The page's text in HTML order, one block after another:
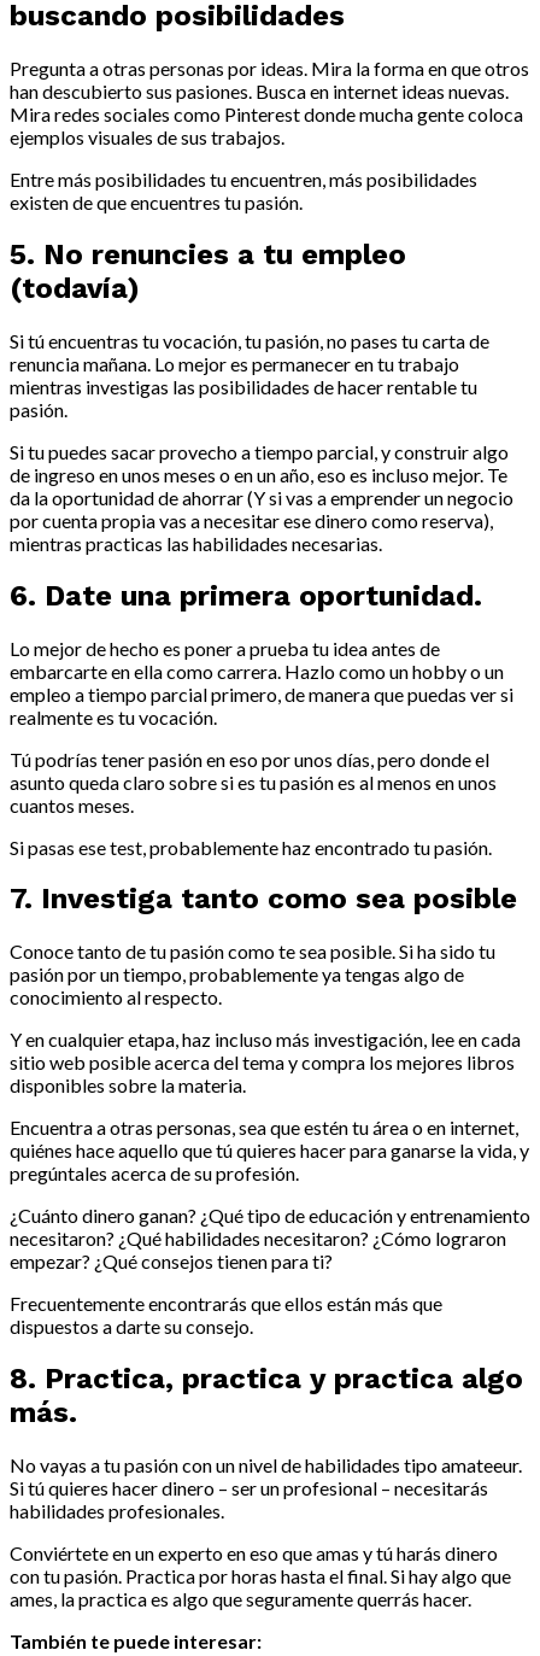
buscando posibilidades
Pregunta a otras personas por ideas. Mira la forma en que otros
han descubierto sus pasiones. Busca en internet ideas nuevas.
Mira redes sociales como Pinterest donde mucha gente coloca
ejemplos visuales de sus trabajos.
Entre más posibilidades tu encuentren, más posibilidades
existen de que encuentres tu pasión.
5. No renuncies a tu empleo
(todavía)
Si tú encuentras tu vocación, tu pasión, no pases tu carta de
renuncia mañana. Lo mejor es permanecer en tu trabajo
mientras investigas las posibilidades de hacer rentable tu
pasión.
Si tu puedes sacar provecho a tiempo parcial, y construir algo
de ingreso en unos meses o en un año, eso es incluso mejor. Te
da la oportunidad de ahorrar (Y si vas a emprender un negocio
por cuenta propia vas a necesitar ese dinero como reserva),
mientras practicas las habilidades necesarias.
6. Date una primera oportunidad.
Lo mejor de hecho es poner a prueba tu idea antes de
embarcarte en ella como carrera. Hazlo como un hobby o un
empleo a tiempo parcial primero, de manera que puedas ver si
realmente es tu vocación.
Tú podrías tener pasión en eso por unos días, pero donde el
asunto queda claro sobre si es tu pasión es al menos en unos
cuantos meses.
Si pasas ese test, probablemente haz encontrado tu pasión.
7. Investiga tanto como sea posible
Conoce tanto de tu pasión como te sea posible. Si ha sido tu
pasión por un tiempo, probablemente ya tengas algo de
conocimiento al respecto.
Y en cualquier etapa, haz incluso más investigación, lee en cada
sitio web posible acerca del tema y compra los mejores libros
disponibles sobre la materia.
Encuentra a otras personas, sea que estén tu área o en internet,
quiénes hace aquello que tú quieres hacer para ganarse la vida, y
pregúntales acerca de su profesión.
¿Cuánto dinero ganan? ¿Qué tipo de educación y entrenamiento
necesitaron? ¿Qué habilidades necesitaron? ¿Cómo lograron
empezar? ¿Qué consejos tienen para ti?
Frecuentemente encontrarás que ellos están más que
dispuestos a darte su consejo.
8. Practica, practica y practica algo
más.
No vayas a tu pasión con un nivel de habilidades tipo amateeur.
Si tú quieres hacer dinero – ser un profesional – necesitarás
habilidades profesionales.
Conviértete en un experto en eso que amas y tú harás dinero
con tu pasión. Practica por horas hasta el final. Si hay algo que
ames, la practica es algo que seguramente querrás hacer.
También te puede interesar: